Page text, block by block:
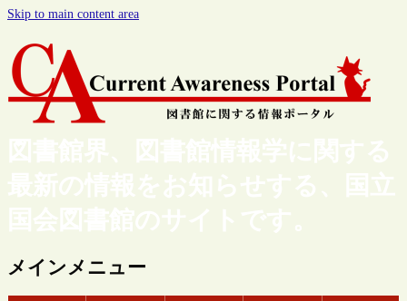
Skip to main content area
図書館界、図書館情報学に関する
最新の情報をお知らせする、国立
国会図書館のサイトです。
メインメニュー